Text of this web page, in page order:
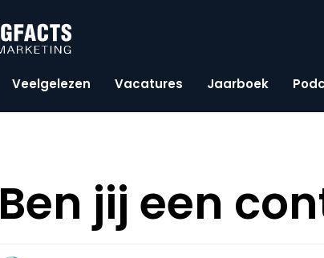
Veelgelezen Vacatures Jaarboek
Ben jij een